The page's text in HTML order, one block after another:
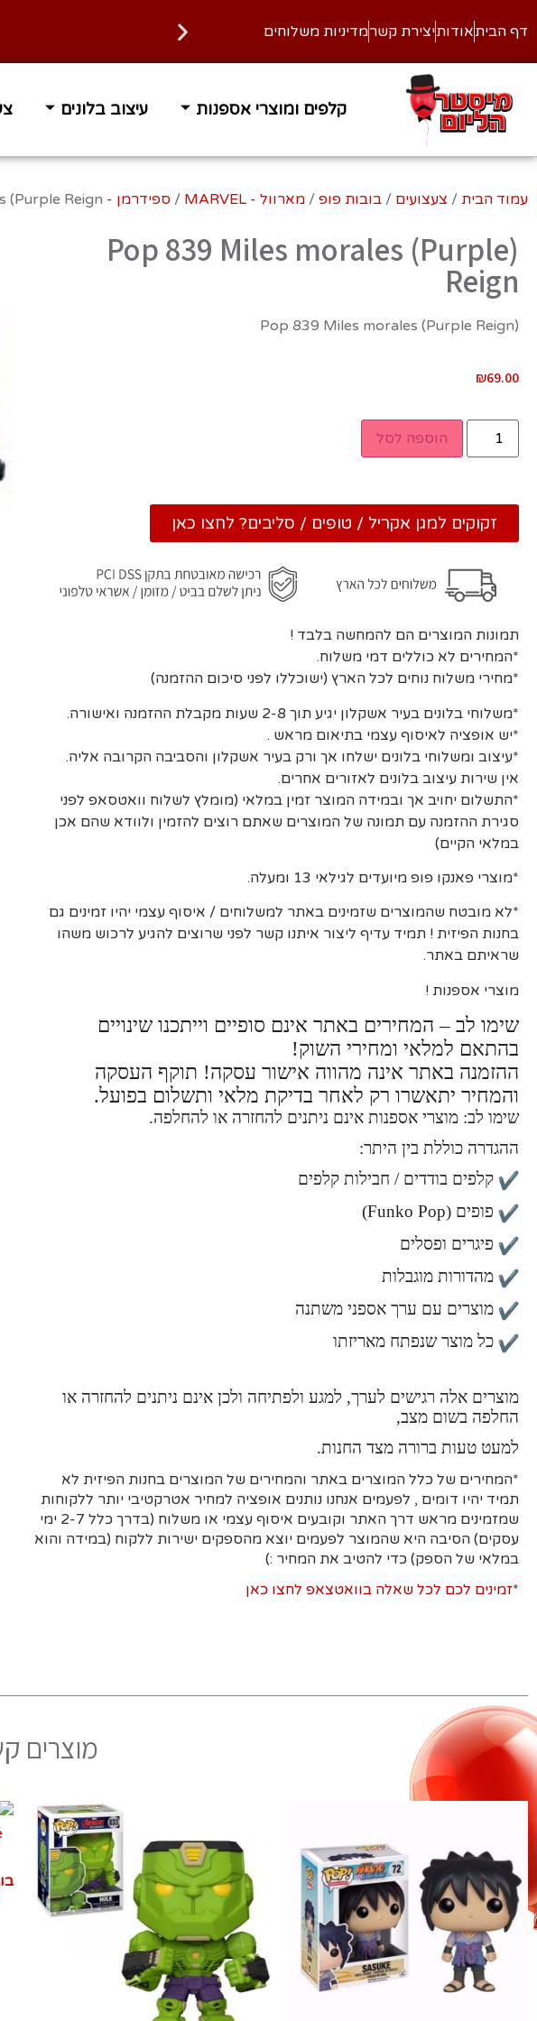
דף הביתאודותיצירת קשרמדיניות משלוחים
זמן אספקה 1-3 ימי עסקים משלוח עד הבית בחינם
קלפים ומוצרי אספנות עיצוב בלונים
עמוד הבית / צעצועים / בובות פופ / מארוול - MARVEL / ספידרמן - SpiderMan (Purple Reign
(Pop 839 Miles morales (Purple
Reign
(Pop 839 Miles morales (Purple Reign
₪69.00
הוספה לסל
זקוקים למגן אקריל / טופים / סליבים? לחצו כאן
תמונות המוצרים הם להמחשה בלבד !
*המחירים לא כוללים דמי משלוח.
*מחירי משלוח נוחים לכל הארץ (ישוכללו לפני סיכום ההזמנה)
*משלוחי בלונים בעיר אשקלון יגיע תוך 2-8 שעות מקבלת ההזמנה ואישורה.
*יש אופציה לאיסוף עצמי בתיאום מראש .
*עיצוב ומשלוחי בלונים ישלחו אך ורק בעיר אשקלון והסביבה הקרובה אליה.
אין שירות עיצוב בלונים לאזורים אחרים.
*התשלום יחויב אך ובמידה המוצר זמין במלאי (מומלץ לשלוח וואטסאפ לפני
סגירת ההזמנה עם תמונה של המוצרים שאתם רוצים להזמין ולוודא שהם אכן
במלאי הקיים)
*מוצרי פאנקו פופ מיועדים לגילאי 13 ומעלה.
*לא מובטח שהמוצרים שזמינים באתר למשלוחים / איסוף עצמי יהיו זמינים גם
בחנות הפיזית ! תמיד עדיף ליצור איתנו קשר לפני שרוצים להגיע לרכוש משהו
שראיתם באתר.
מוצרי אספנות !
שימו לב – המחירים באתר אינם סופיים וייתכנו שינויים
בהתאם למלאי ומחירי השוק!
ההזמנה באתר אינה מהווה אישור עסקה! תוקף העסקה
והמחיר יתאשרו רק לאחר בדיקת מלאי ותשלום בפועל.
שימו לב: מוצרי אספנות אינם ניתנים להחזרה או להחלפה.
ההגדרה כוללת בין היתר:
קלפים בודדים / חבילות קלפים
פופים (Funko Pop)
פיגרים ופסלים
מהדורות מוגבלות
מוצרים עם ערך אספני משתנה
כל מוצר שנפתח מאריזתו
מוצרים אלה רגישים לערך, למגע ולפתיחה ולכן אינם ניתנים להחזרה או
החלפה בשום מצב,
למעט טעות ברורה מצד החנות.
*המחירים של כלל המוצרים באתר והמחירים של המוצרים בחנות הפיזית לא
תמיד יהיו דומים , לפעמים אנחנו נותנים אופציה למחיר אטרקטיבי יותר ללקוחות
שמזמינים מראש דרך האתר וקובעים איסוף עצמי או משלוח (בדרך כלל 2-7 ימי
עסקים) הסיבה היא שהמוצר לפעמים יוצא מהספקים ישירות ללקוח (במידה והוא
במלאי של הספק) כדי להטיב את המחיר :)
*זמינים לכם לכל שאלה בוואטצאפ לחצו כאן
מוצרים